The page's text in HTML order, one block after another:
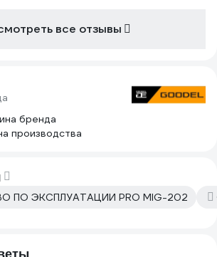
все отзывы
бренда
производства
ПО ЭКСПЛУАТАЦИИ PRO MIG-202